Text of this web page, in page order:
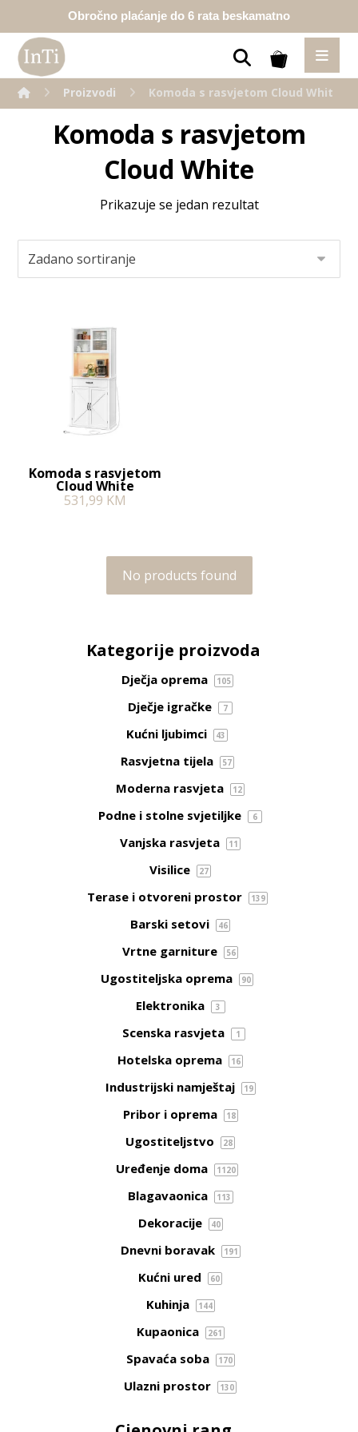
Obročno plaćanje do 6 rata beskamatno
Proizvodi Komoda s rasvjetom Cloud White
Komoda s rasvjetom
Cloud White
Prikazuje se jedan rezultat
Komoda s rasvjetom
Cloud White
531,99 KM
No products found
Kategorije proizvoda
Dječja oprema 105
Dječje igračke 7
Kućni ljubimci 43
Rasvjetna tijela 57
Moderna rasvjeta 12
Podne i stolne svjetiljke 6
Vanjska rasvjeta 11
Visilice 27
Terase i otvoreni prostor 139
Barski setovi 46
Vrtne garniture 56
Ugostiteljska oprema 90
Elektronika 3
Scenska rasvjeta 1
Hotelska oprema 16
Industrijski namještaj 19
Pribor i oprema 18
Ugostiteljstvo 28
Uređenje doma 1120
Blagavaonica 113
Dekoracije 40
Dnevni boravak 191
Kućni ured 60
Kuhinja 144
Kupaonica 261
Spavaća soba 170
Ulazni prostor 130